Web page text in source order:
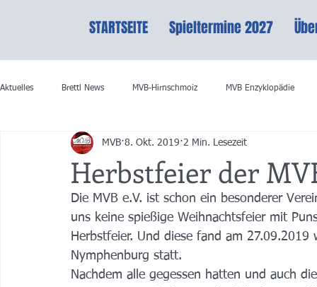
STARTSEITE Spieltermine 2027
Aktuelles Brettl News MVB-Hirnschmoiz MVB Enzyklopädie
Herbstfeier der
MVB 8. Okt. 2019 2 Min. Lesezeit
Die MVB e.V. ist schon ein besonderer
uns keine spießige Weihnachtsfeier mit
Herbstfeier. Und diese fand am
Nymphenburg statt.
Nachdem alle gegessen hatten und auch